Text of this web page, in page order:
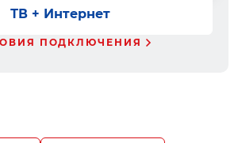
ТВ + Интернет
ПОДКЛЮЧЕНИЯ